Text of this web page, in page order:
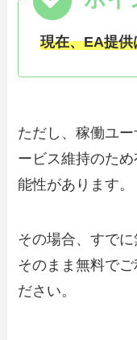
現在、EA提供
ただし、稼働ユ
ービス維持のた
能性があります。
その場合、すで
そのまま無料で
ださい。